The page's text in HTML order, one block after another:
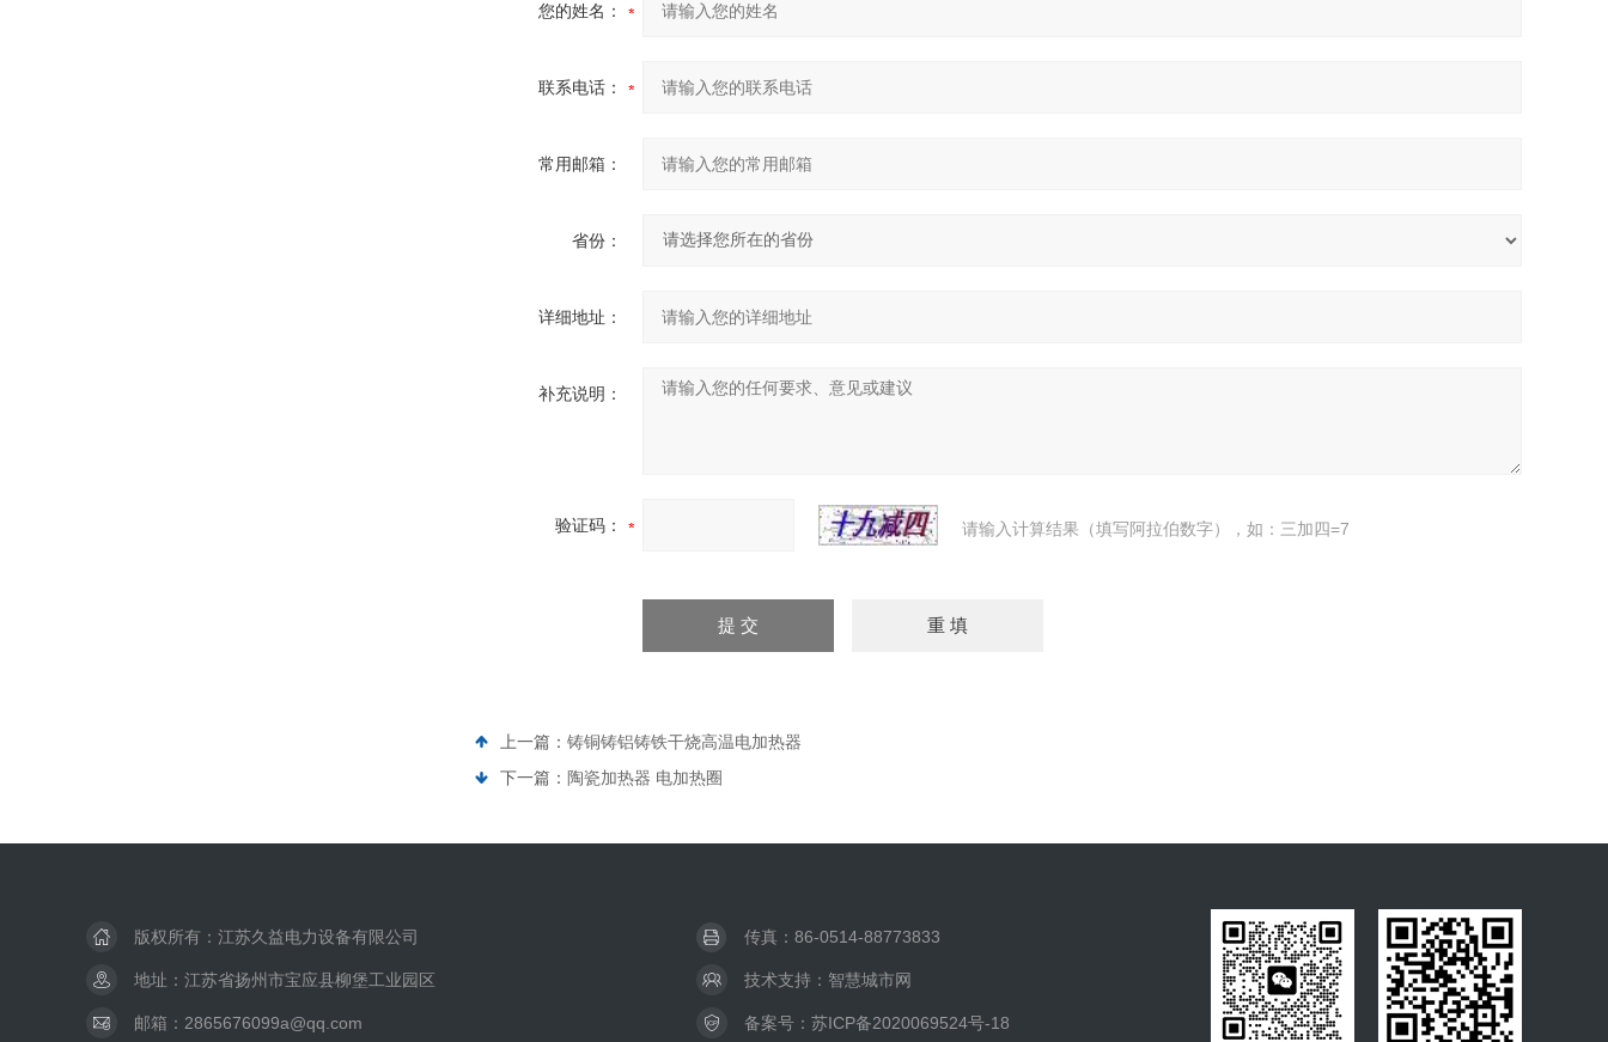
您的姓名：
联系电话：
常用邮箱：
省份：
详细地址：
补充说明：
验证码： 请输入计算结果（填写阿拉伯数字），如：三加四=7
上一篇： 铸铜铸铝铸铁干烧高温电加热器
下一篇： 陶瓷加热器 电加热圈
版权所有：江苏久益电力设备有限公司 传真：86-0514-88773833
地址：江苏省扬州市宝应县柳堡工业园区 技术支持： 智慧城市网
邮箱：2865676099a@qq.com 备案号： 苏ICP备2020069524号-18